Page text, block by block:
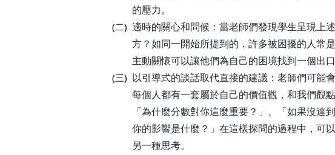
的壓力。
(二) 適時的關心和問候：當老師們發現學生呈現上
方？如同一開始所提到的，許多被困擾的人常
主動關懷可以讓他們為自己的困境找到一個出口
(三) 以引導式的談話取代直接的建議：老師們可能
每個人都有一套屬於自己的價值觀，和我們觀
「為什麼分數對你這麼重要？」、「如果沒
你的影響是什麼？」在這樣探問的過程中，可
另一種思考。